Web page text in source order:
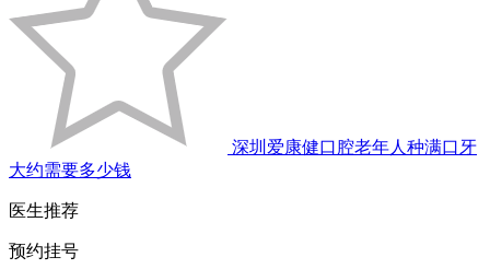
深圳爱康健口腔老年人种满口牙
大约需要多少钱
医生推荐
预约挂号